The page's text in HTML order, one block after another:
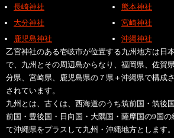
長崎神社
熊本神社
大分神社
宮崎神社
鹿児島神社
沖縄神社
乙宮神社のある壱岐市が位置する九州地方は日
で、九州とその周辺島からなり、福岡県、佐賀
分県、宮崎県、鹿児島県の７県＋沖縄県で構成
されています。
九州とは、古くは、西海道のうち筑前国・筑後
前国・豊後国・日向国・大隅国・薩摩国の9国の
て沖縄県をプラスして九州・沖縄地方とします。